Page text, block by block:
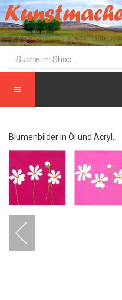
Blumenbilder in Öl und Acryl.